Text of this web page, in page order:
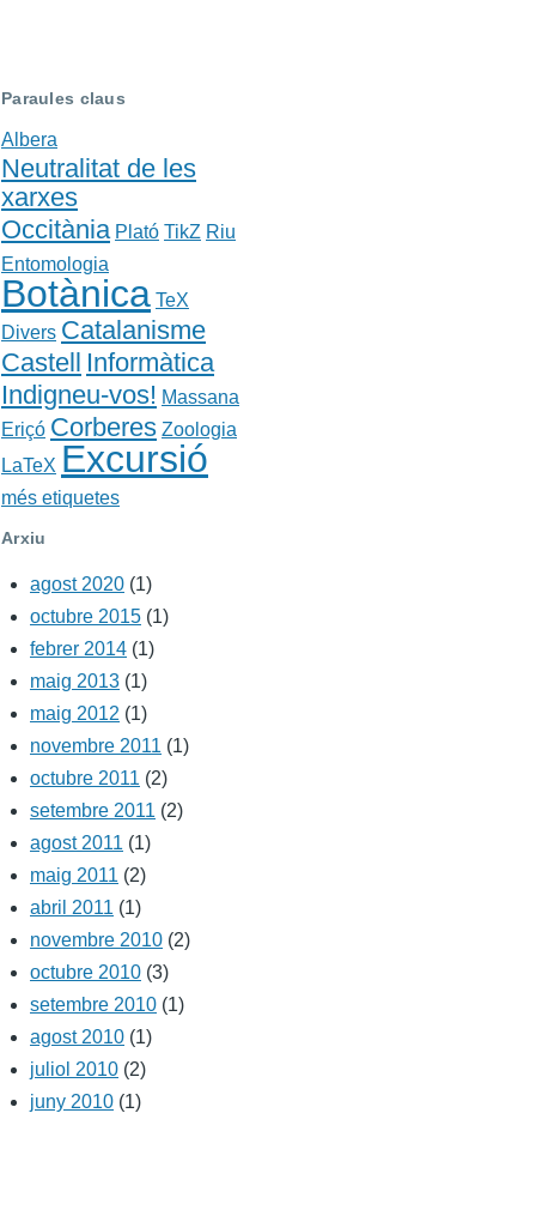
Paraules claus
Albera
Neutralitat de les
xarxes
Occitània Plató TikZ Riu
Entomologia
Botànica TeX
Divers Catalanisme
Castell Informàtica
Indigneu-vos! Massana
Eriçó Corberes Zoologia
LaTeX Excursió
més etiquetes
Arxiu
agost 2020 (1)
octubre 2015 (1)
febrer 2014 (1)
maig 2013 (1)
maig 2012 (1)
novembre 2011 (1)
octubre 2011 (2)
setembre 2011 (2)
agost 2011 (1)
maig 2011 (2)
abril 2011 (1)
novembre 2010 (2)
octubre 2010 (3)
setembre 2010 (1)
agost 2010 (1)
juliol 2010 (2)
juny 2010 (1)